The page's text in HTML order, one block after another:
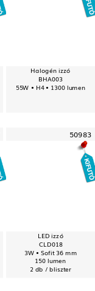
Halogén izzó
BHA003
55W • H4 • 1300 lumen
50983
LED izzó
CLD018
3W • Sofit 36 mm
150 lumen
2 db / bliszter